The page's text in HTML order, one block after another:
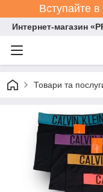
Вступайте
Интернет-магазин
Товари та